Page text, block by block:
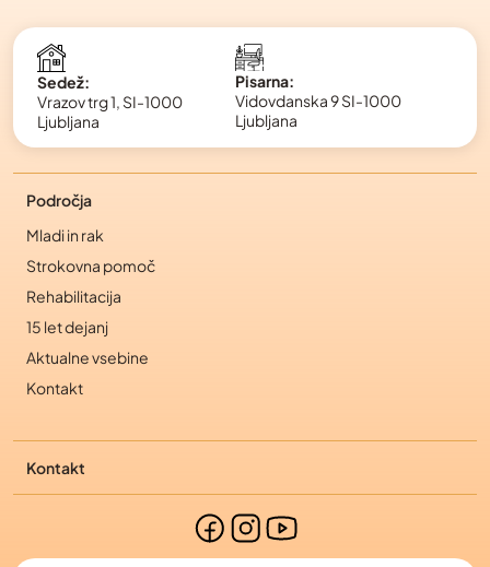
Sedež:
Vrazov trg 1, SI-1000
Ljubljana
Pisarna:
Vidovdanska 9 SI-1000
Ljubljana
Področja
Mladi in rak
Strokovna pomoč
Rehabilitacija
15 let dejanj
Aktualne vsebine
Kontakt
Kontakt